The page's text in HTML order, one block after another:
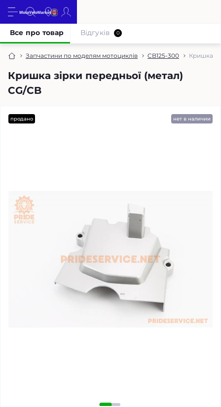
Запчастини по моделям мотоциклів CB125-300 Кришка
Кришка зірки передньої (метал)
CG/CB
Все про товар Відгуків 0
продано нет в наличии